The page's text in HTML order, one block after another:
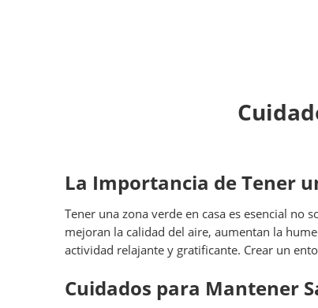
La Importancia de Tener
Tener una zona verde en casa es esencial
mejoran la calidad del aire, aumentan la
actividad relajante y gratificante. Crear un
Cuidados para Mantener